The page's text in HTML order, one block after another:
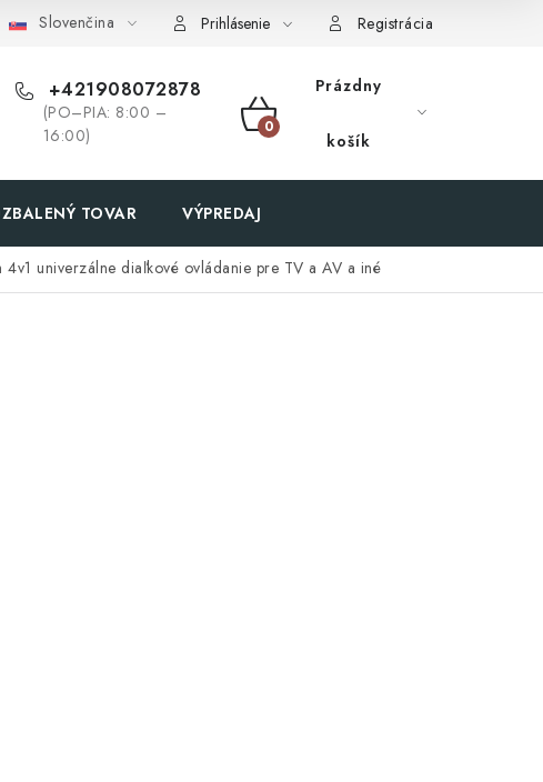
Slovenčina Prihlásenie Registrácia
+421908072878
(PO–PIA: 8:00 –
16:00)
NÁKUPNÝ
Prázdny
košík
TOVAR VÝPREDAJ
4v1 univerzálne diaľkové ovládanie pre TV a AV a iné